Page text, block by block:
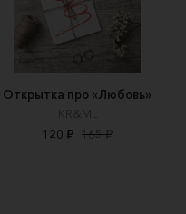
Открытка про «Любовь»
KR&ML
120 ₽ 165 ₽